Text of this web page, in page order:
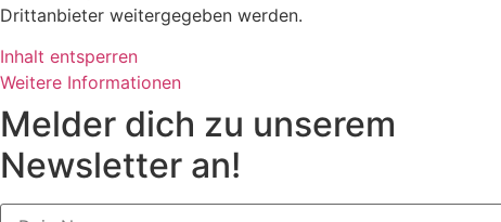
Drittanbieter weitergegeben werden.
Inhalt entsperren
Weitere Informationen
Melder dich zu unserem
Newsletter an!